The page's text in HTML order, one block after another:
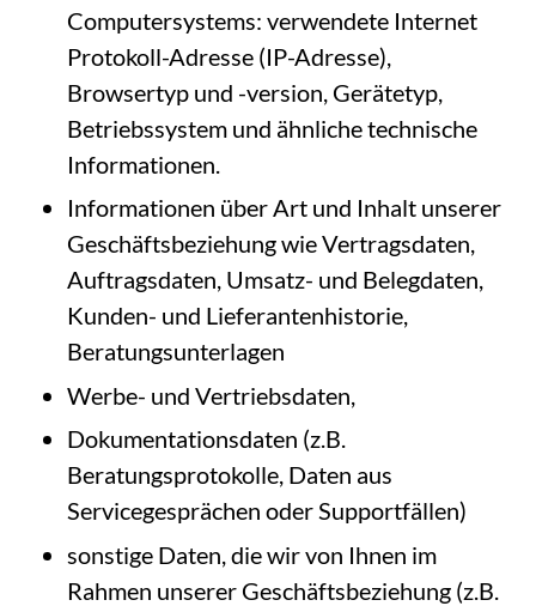
Computersystems: verwendete Internet
Protokoll-Adresse (IP-Adresse),
Browsertyp und -version, Gerätetyp,
Betriebssystem und ähnliche technische
Informationen.
Informationen über Art und Inhalt unserer
Geschäftsbeziehung wie Vertragsdaten,
Auftragsdaten, Umsatz- und Belegdaten,
Kunden- und Lieferantenhistorie,
Beratungsunterlagen
Werbe- und Vertriebsdaten,
Dokumentationsdaten (z.B.
Beratungsprotokolle, Daten aus
Servicegesprächen oder Supportfällen)
sonstige Daten, die wir von Ihnen im
Rahmen unserer Geschäftsbeziehung (z.B.